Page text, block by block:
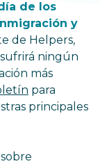
de los
y
de Helpers,
ningún
más
para
principales